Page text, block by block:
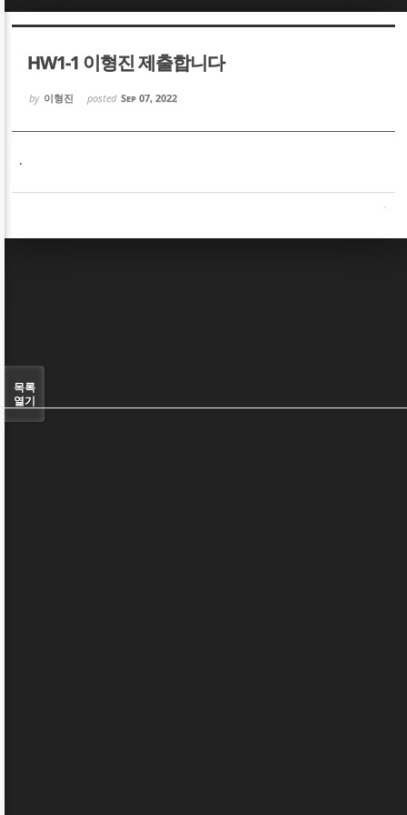
HW1-1 이형진 제출합니다
by 이형진 posted Sep 07, 2022
.
목록
열기
Sketchbook5, 스케치북5
Sketchbook5, 스케치북5
Sketchbook5, 스케치북5
Sketchbook5, 스케치북5